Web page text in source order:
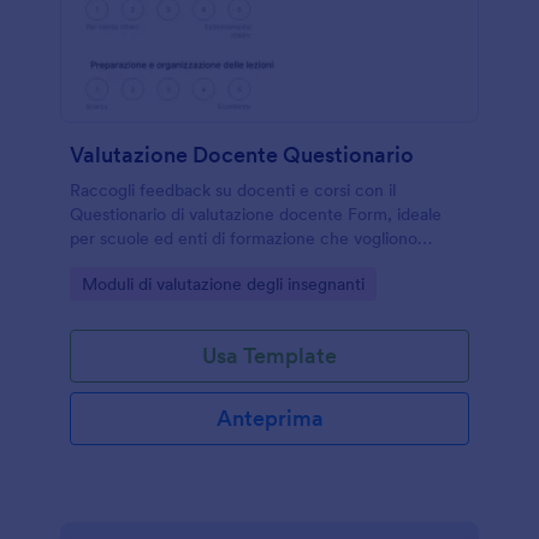
Valutazione Docente Questionario
Raccogli feedback su docenti e corsi con il
Questionario di valutazione docente Form, ideale
per scuole ed enti di formazione che vogliono
data collection online.
Go to Category:
Moduli di valutazione degli insegnanti
Usa Template
Anteprima